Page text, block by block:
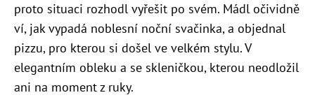
proto situaci rozhodl vyřešit po svém. Mádl očividně
ví, jak vypadá noblesní noční svačinka, a objednal
pizzu, pro kterou si došel ve velkém stylu. V
elegantním obleku a se skleničkou, kterou neodložil
ani na moment z ruky.